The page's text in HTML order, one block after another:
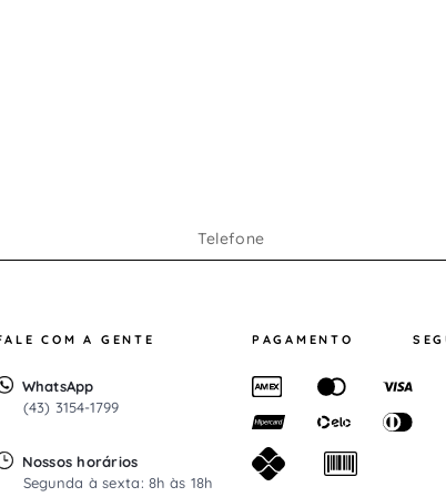
COM A GENTE
WhatsApp
(43) 3154-1799
Nossos horários
Segunda à sexta: 8h às 18h
PAGAMENTO